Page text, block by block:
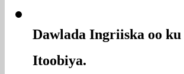
Dawlada Ingriiska oo
Itoobiya.